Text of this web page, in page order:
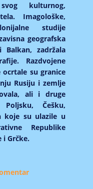
kulturnog,
Imagološke,
studije
geografska
zadržala
Razdvojene
su granice
Rusiju i zemlje
ali i druge
Češku,
koje su ulazile u
Republike
i Grčke.
Evropa: zamišljene